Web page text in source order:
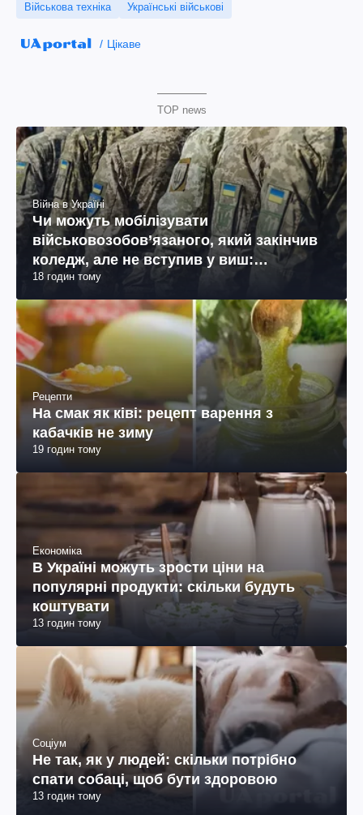
Військова техніка
Українські військові
Цікаве
TOP news
Війна в Україні
Чи можуть мобілізувати
військовозобов’язаного, який закінчив
коледж, але не вступив у виш:
пояснення юриста
18 годин тому
Рецепти
На смак як ківі: рецепт варення з
кабачків не зиму
19 годин тому
Економіка
В Україні можуть зрости ціни на
популярні продукти: скільки будуть
коштувати
13 годин тому
Соціум
Не так, як у людей: скільки потрібно
спати собаці, щоб бути здоровою
13 годин тому